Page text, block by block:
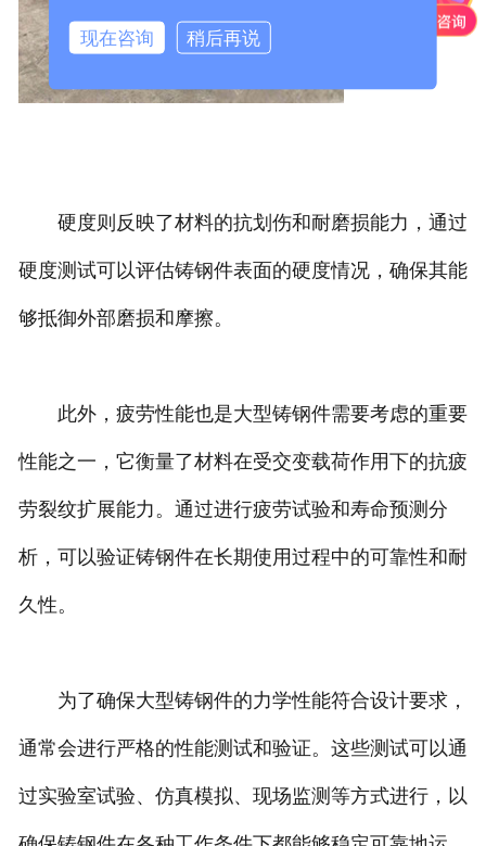
硬度则反映了材料的抗划伤和耐磨损能力，通过
硬度测试可以评估铸钢件表面的硬度情况，确保其能
够抵御外部磨损和摩擦。
此外，疲劳性能也是大型铸钢件需要考虑的重要
性能之一，它衡量了材料在受交变载荷作用下的抗疲
劳裂纹扩展能力。通过进行疲劳试验和寿命预测分
析，可以验证铸钢件在长期使用过程中的可靠性和耐
久性。
为了确保大型铸钢件的力学性能符合设计要求，
通常会进行严格的性能测试和验证。这些测试可以通
过实验室试验、仿真模拟、现场监测等方式进行，以
现在咨询 稍后再说